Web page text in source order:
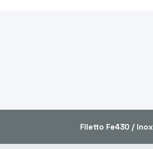
Filetto Fe430 / Inox